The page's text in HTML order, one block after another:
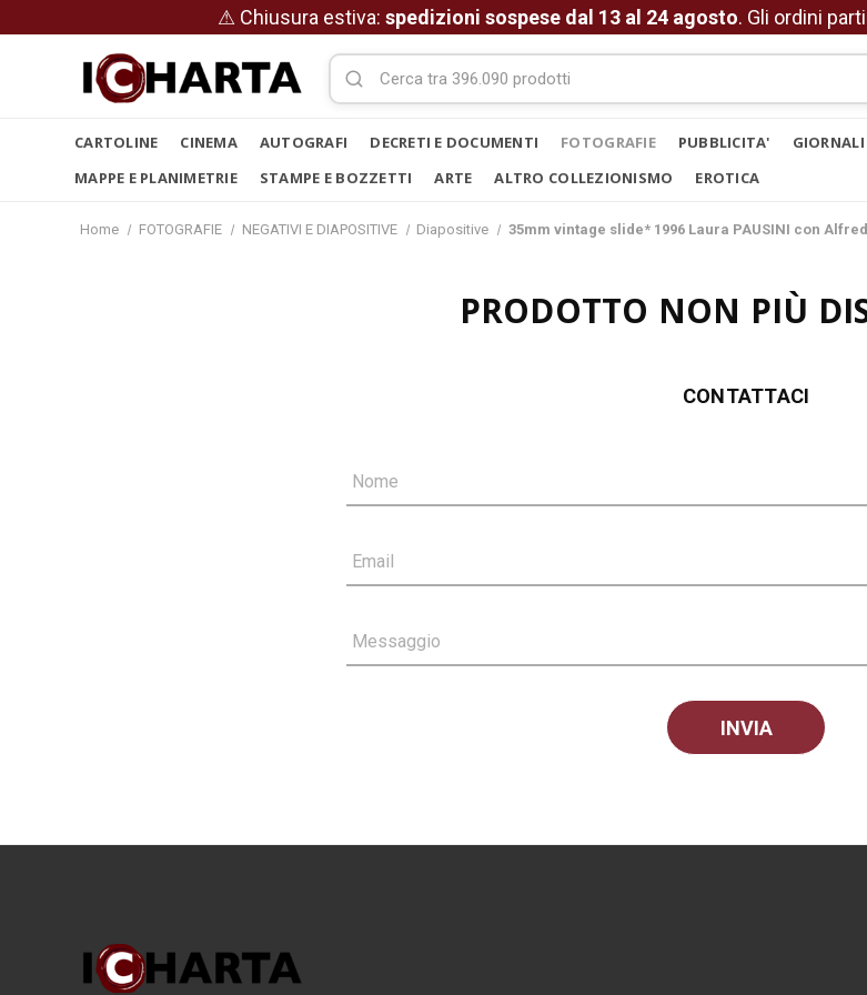
⚠ Chiusura estiva: spedizioni sospese dal 13 al 24 agosto. Gli ordini
CARTOLINE CINEMA AUTOGRAFI DECRETI E DOCUMENTI FOTOGRAFIE PUBBLICITA' GIORNALI
MAPPE E PLANIMETRIE
STAMPE E BOZZETTI ARTE ALTRO COLLEZIONISMO EROTICA
Home FOTOGRAFIE NEGATIVI E DIAPOSITIVE Diapositive 35mm vintage slide* 1996 Laura PAUSINI con
PRODOTTO NON PIÙ
CONTATTACI
Nome
Email
Messaggio